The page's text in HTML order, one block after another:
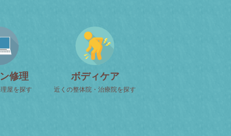
修理
屋を探す
ボディケア
近くの整体院・治療院を探す